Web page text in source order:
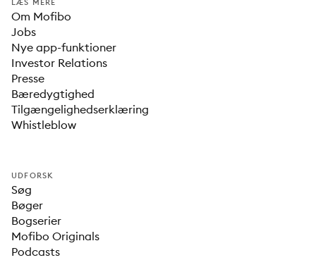
LÆS MERE
Om Mofibo
Jobs
Nye app-funktioner
Investor Relations
Presse
Bæredygtighed
Tilgængelighedserklæring
Whistleblow
UDFORSK
Søg
Bøger
Bogserier
Mofibo Originals
Podcasts